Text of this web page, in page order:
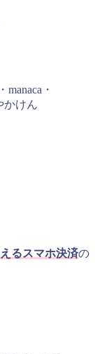
・
かけん
るスマホ決済の